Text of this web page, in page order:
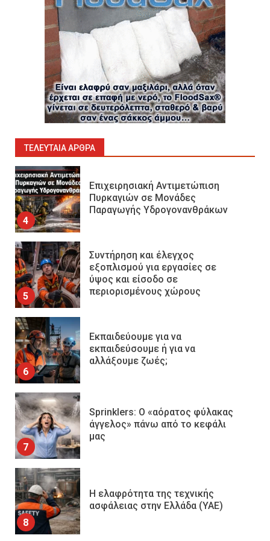
ΤΕΛΕΥΤΑΊΑ ΆΡΘΡΑ
Πυροσβεστικοί Αυλοί στην
Ελλάδα
3
Πυρασφάλεια των Διυλιστηρίων
και τα Διεθνή Πρότυπα
4
Επιχειρησιακή Αντιμετώπιση
Πυρκαγιών σε Μονάδες
Παραγωγής Υδρογονανθράκων
5
Συντήρηση και έλεγχος
εξοπλισμού για εργασίες σε
ύψος και είσοδο σε
περιορισμένους χώρους
6
Εκπαιδεύουμε για να
εκπαιδεύσουμε ή για να
αλλάξουμε ζωές;
7
Sprinklers: Ο «αόρατος φύλακας
άγγελος» πάνω από το κεφάλι
μας
8
Η ελαφρότητα της τεχνικής
ασφάλειας στην Ελλάδα (ΥΑΕ)